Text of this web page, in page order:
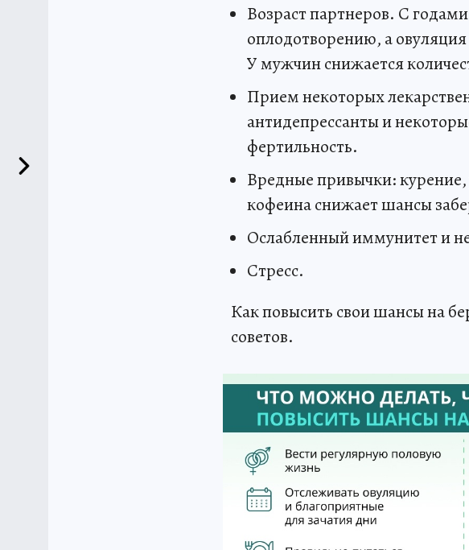
Возраст партнеров. С
оплодотворению, а
У мужчин снижается
Прием некоторых
антидепрессанты и
фертильность.
Вредные привычки:
кофеина снижает шансы
Ослабленный иммунитет и
Стресс.
Как повысить свои шансы на
советов.